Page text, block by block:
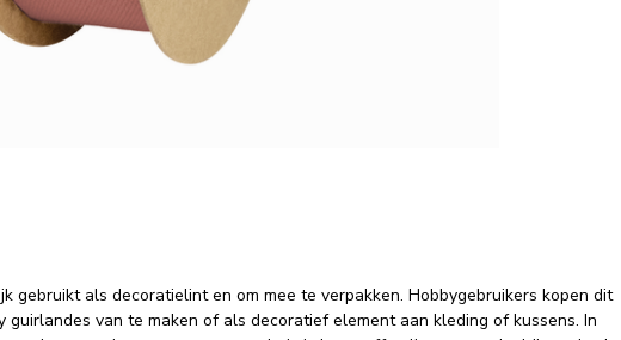
gebruikt als decoratielint en om mee te verpakken. Hobbygebruikers kopen dit
van te maken of als decoratief element aan kleding of kussens. In